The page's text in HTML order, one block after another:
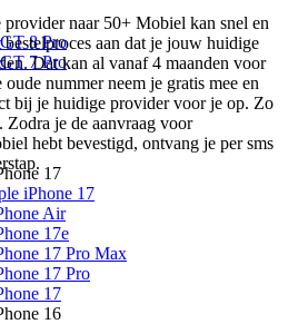
8 Pro
7 Pro
17
iPhone 17
Air
17e
17 Pro Max
17 Pro
17
16
naar 50+ Mobiel kan snel en
aan dat je jouw huidige
Dat kan al vanaf 4 maanden voor
nummer neem je gratis mee en
bij je huidige provider voor je op. Zo
je de aanvraag voor
hebt bevestigd, ontvang je per sms